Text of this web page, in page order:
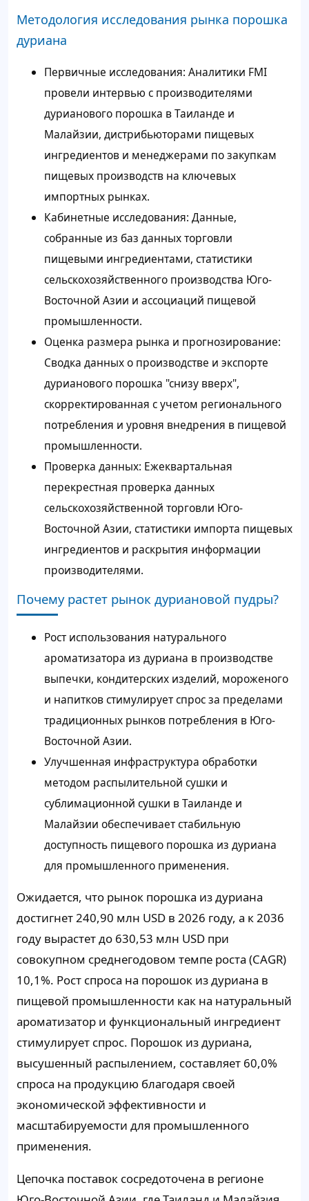
Методология исследования рынка порошка
дуриана
Первичные исследования: Аналитики FMI
провели интервью с производителями
дурианового порошка в Таиланде и
Малайзии, дистрибьюторами пищевых
ингредиентов и менеджерами по закупкам
пищевых производств на ключевых
импортных рынках.
Кабинетные исследования: Данные,
собранные из баз данных торговли
пищевыми ингредиентами, статистики
сельскохозяйственного производства Юго-
Восточной Азии и ассоциаций пищевой
промышленности.
Оценка размера рынка и прогнозирование:
Сводка данных о производстве и экспорте
дурианового порошка "снизу вверх",
скорректированная с учетом регионального
потребления и уровня внедрения в пищевой
промышленности.
Проверка данных: Ежеквартальная
перекрестная проверка данных
сельскохозяйственной торговли Юго-
Восточной Азии, статистики импорта пищевых
ингредиентов и раскрытия информации
производителями.
Почему растет рынок дуриановой пудры?
Рост использования натурального
ароматизатора из дуриана в производстве
выпечки, кондитерских изделий, мороженого
и напитков стимулирует спрос за пределами
традиционных рынков потребления в Юго-
Восточной Азии.
Улучшенная инфраструктура обработки
методом распылительной сушки и
сублимационной сушки в Таиланде и
Малайзии обеспечивает стабильную
доступность пищевого порошка из дуриана
для промышленного применения.
Ожидается, что рынок порошка из дуриана
достигнет 240,90 млн USD в 2026 году, а к 2036
году вырастет до 630,53 млн USD при
совокупном среднегодовом темпе роста (CAGR)
10,1%. Рост спроса на порошок из дуриана в
пищевой промышленности как на натуральный
ароматизатор и функциональный ингредиент
стимулирует спрос. Порошок из дуриана,
высушенный распылением, составляет 60,0%
спроса на продукцию благодаря своей
экономической эффективности и
масштабируемости для промышленного
применения.
Цепочка поставок сосредоточена в регионе